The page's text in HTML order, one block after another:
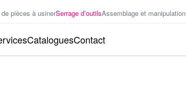
pièces à usinerSerrage d’outilsAssemblage et manipulation
CataloguesContact